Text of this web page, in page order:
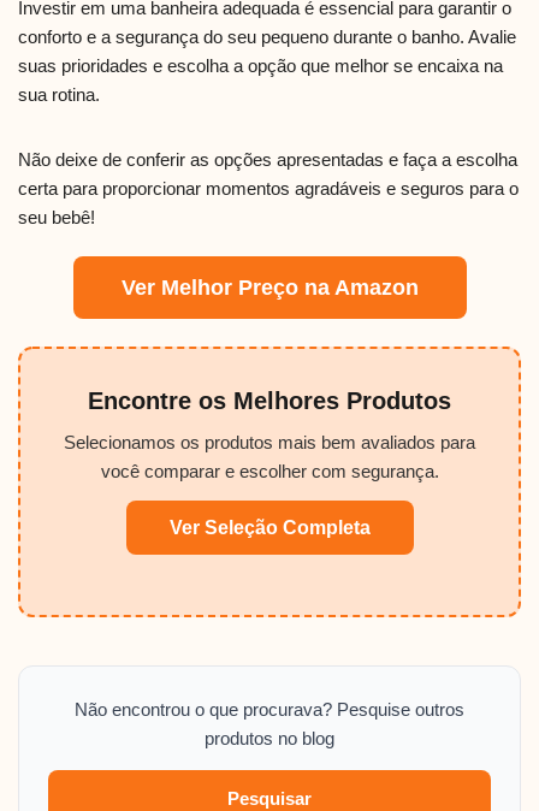
Investir em uma banheira adequada é essencial para garantir o
conforto e a segurança do seu pequeno durante o banho. Avalie
suas prioridades e escolha a opção que melhor se encaixa na
sua rotina.
Não deixe de conferir as opções apresentadas e faça a escolha
certa para proporcionar momentos agradáveis e seguros para o
seu bebê!
Ver Melhor Preço na Amazon
Encontre os Melhores Produtos
Selecionamos os produtos mais bem avaliados para
você comparar e escolher com segurança.
Ver Seleção Completa
Não encontrou o que procurava? Pesquise outros
produtos no blog
Pesquisar